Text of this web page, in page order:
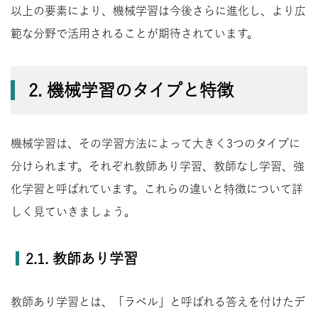
以上の要素により、機械学習は今後さらに進化し、より広
範な分野で活用されることが期待されています。
2. 機械学習のタイプと特徴
機械学習は、その学習方法によって大きく3つのタイプに
分けられます。それぞれ教師あり学習、教師なし学習、強
化学習と呼ばれています。これらの違いと特徴について詳
しく見ていきましょう。
2.1. 教師あり学習
教師あり学習とは、「ラベル」と呼ばれる答えを付けたデ